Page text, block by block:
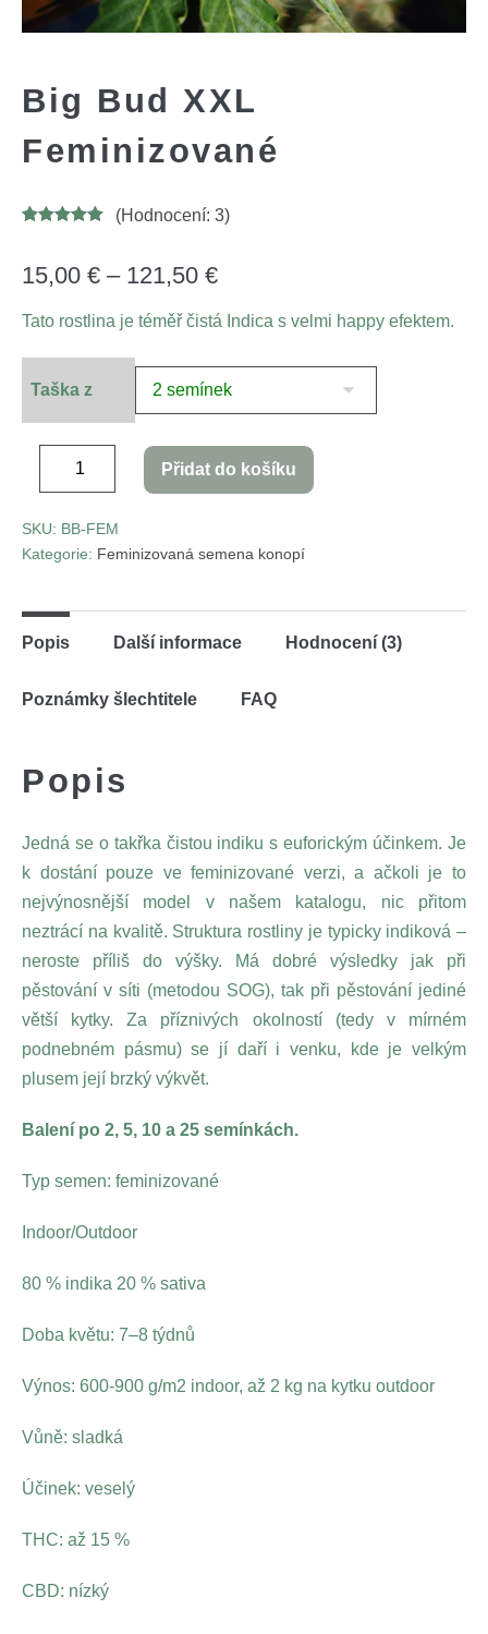
Big Bud XXL
Feminizované
základě
hodnocení
(Hodnocení: 3)
15,00 € – 121,50 €
Tato rostlina je téměř čistá Indica s velmi happy efektem.
Taška z
Přidat do košíku
SKU: BB-FEM
Kategorie: Feminizovaná semena konopí
Popis Další informace Hodnocení (3)
Poznámky šlechtitele FAQ
Popis
Jedná se o takřka čistou indiku s euforickým účinkem. Je
k dostání pouze ve feminizované verzi, a ačkoli je to
nejvýnosnější model v našem katalogu, nic přitom
neztrácí na kvalitě. Struktura rostliny je typicky indiková –
neroste příliš do výšky. Má dobré výsledky jak při
pěstování v síti (metodou SOG), tak při pěstování jediné
větší kytky. Za příznivých okolností (tedy v mírném
podnebném pásmu) se jí daří i venku, kde je velkým
plusem její brzký výkvět.
Balení po 2, 5, 10 a 25 semínkách.
Typ semen: feminizované
Indoor/Outdoor
80 % indika 20 % sativa
Doba květu: 7–8 týdnů
Výnos: 600-900 g/m2 indoor, až 2 kg na kytku outdoor
Vůně: sladká
Účinek: veselý
THC: až 15 %
CBD: nízký